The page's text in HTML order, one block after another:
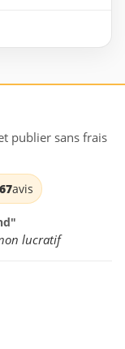
publier sans frais
avis
lucratif